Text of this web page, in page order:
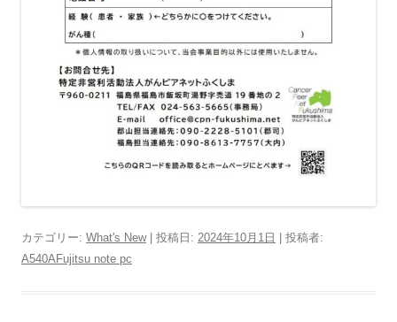
カテゴリー: What's New| 投稿日: 2024年10月1日
投稿者:
A540AFujitsu note pc